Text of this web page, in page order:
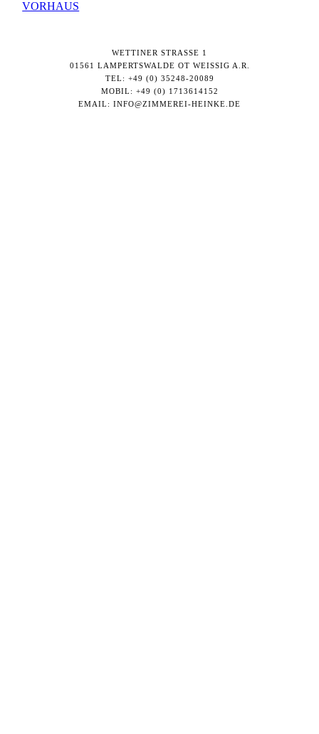
VORHAUS
WETTINER STRASSE 1
01561 LAMPERTSWALDE OT WEISSIG A.R.
TEL: +49 (0) 35248-20089
MOBIL: +49 (0) 1713614152
EMAIL: INFO@ZIMMEREI-HEINKE.DE